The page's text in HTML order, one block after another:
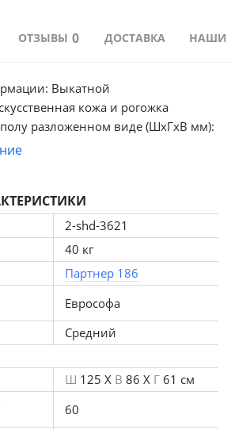
ОТЗЫВЫ 0 ДОСТАВКА НАШИ
Выкатной
Материал ткани: Искусственная кожа и рогожка
разложенном виде (ШхГхВ мм):
дерево/ЛДСП
ППУ
см
см
свыше 140 кг
18 месяцев.
2-shd-3621
40 кг
Партнер 186
Еврософа
Средний
Ш 125 X В 86 X Г 61 см
60